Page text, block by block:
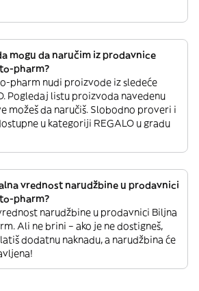
mogu da naručim iz prodavnice
pharm?
pharm nudi proizvode iz sledeće
Pogledaj listu proizvoda navedenu
možeš da naručiš. Slobodno proveri i
u kategoriji REGALO u gradu
vrednost narudžbine u prodavnici
pharm?
narudžbine u prodavnici Biljna
Ali ne brini – ako je ne dostigneš,
dodatnu naknadu, a narudžbina će